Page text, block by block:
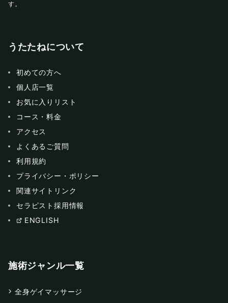
す。
うたたねについて
初めての方へ
個人店一覧
お気に入りリスト
コース・料金
アクセス
よくあるご質問
利用規約
プライバシー・ポリシー
関連サイトリンク
セラピスト採用情報
ENGLISH
施術ジャンル一覧
全身ゲイマッサージ